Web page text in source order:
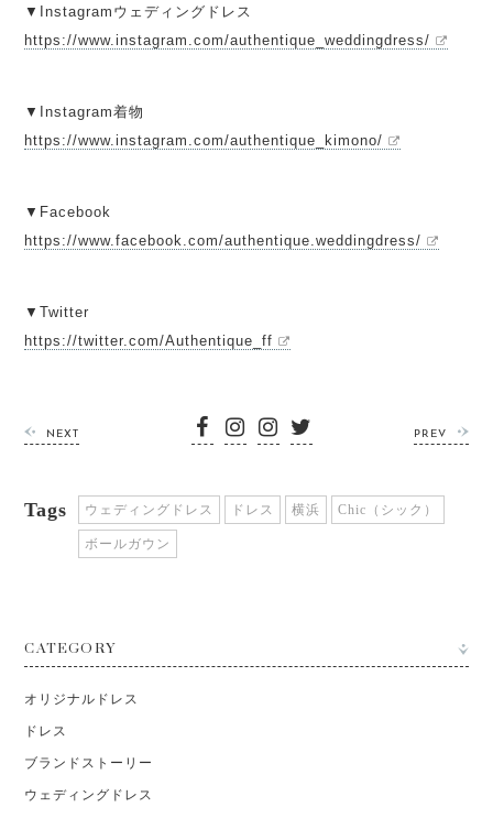
▼Instagramウェディングドレス
https://www.instagram.com/authentique_weddingdress/
▼Instagram着物
https://www.instagram.com/authentique_kimono/
▼Facebook
https://www.facebook.com/authentique.weddingdress/
▼Twitter
https://twitter.com/Authentique_ff
NEXT PREV
Tags ウェディングドレス ドレス 横浜 Chic（シック）
ボールガウン
CATEGORY
オリジナルドレス
ドレス
ブランドストーリー
ウェディングドレス